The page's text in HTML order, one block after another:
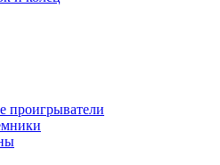
проигрыватели